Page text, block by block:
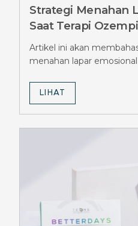
Strategi Menahan
Saat Terapi
Salah
Artikel ini akan
menahan lapar
LIHAT